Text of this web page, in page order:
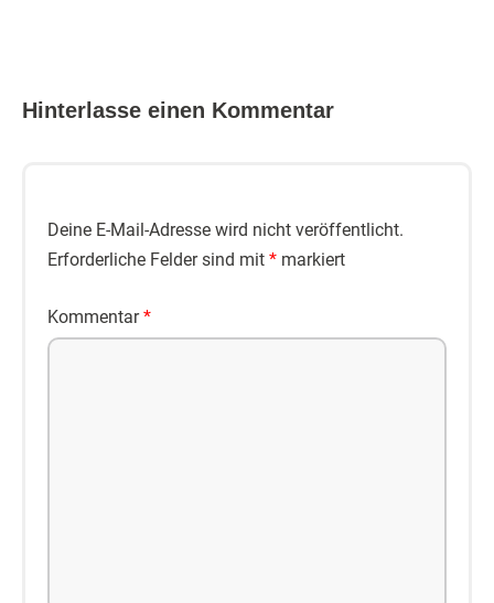
Hinterlasse einen Kommentar
Deine E-Mail-Adresse wird nicht veröffentlicht.
Erforderliche Felder sind mit * markiert
Kommentar*